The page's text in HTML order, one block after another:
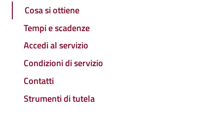
Cosa si ottiene
Tempi e scadenze
Accedi al servizio
Condizioni di servizio
Contatti
Strumenti di tutela